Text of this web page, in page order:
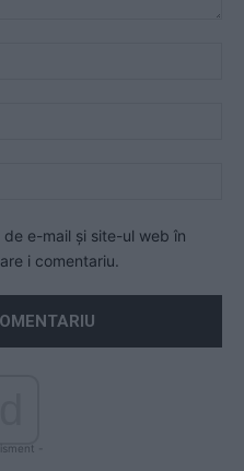
e-mail și site-ul web în
i comentariu.
-